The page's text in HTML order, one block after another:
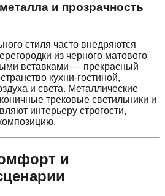
и прозрачность
стиля часто внедряются
из черного матового
вставками — прекрасный
кухни-гостиной,
и света. Металлические
трековые светильники и
интерьеру строгости,
и